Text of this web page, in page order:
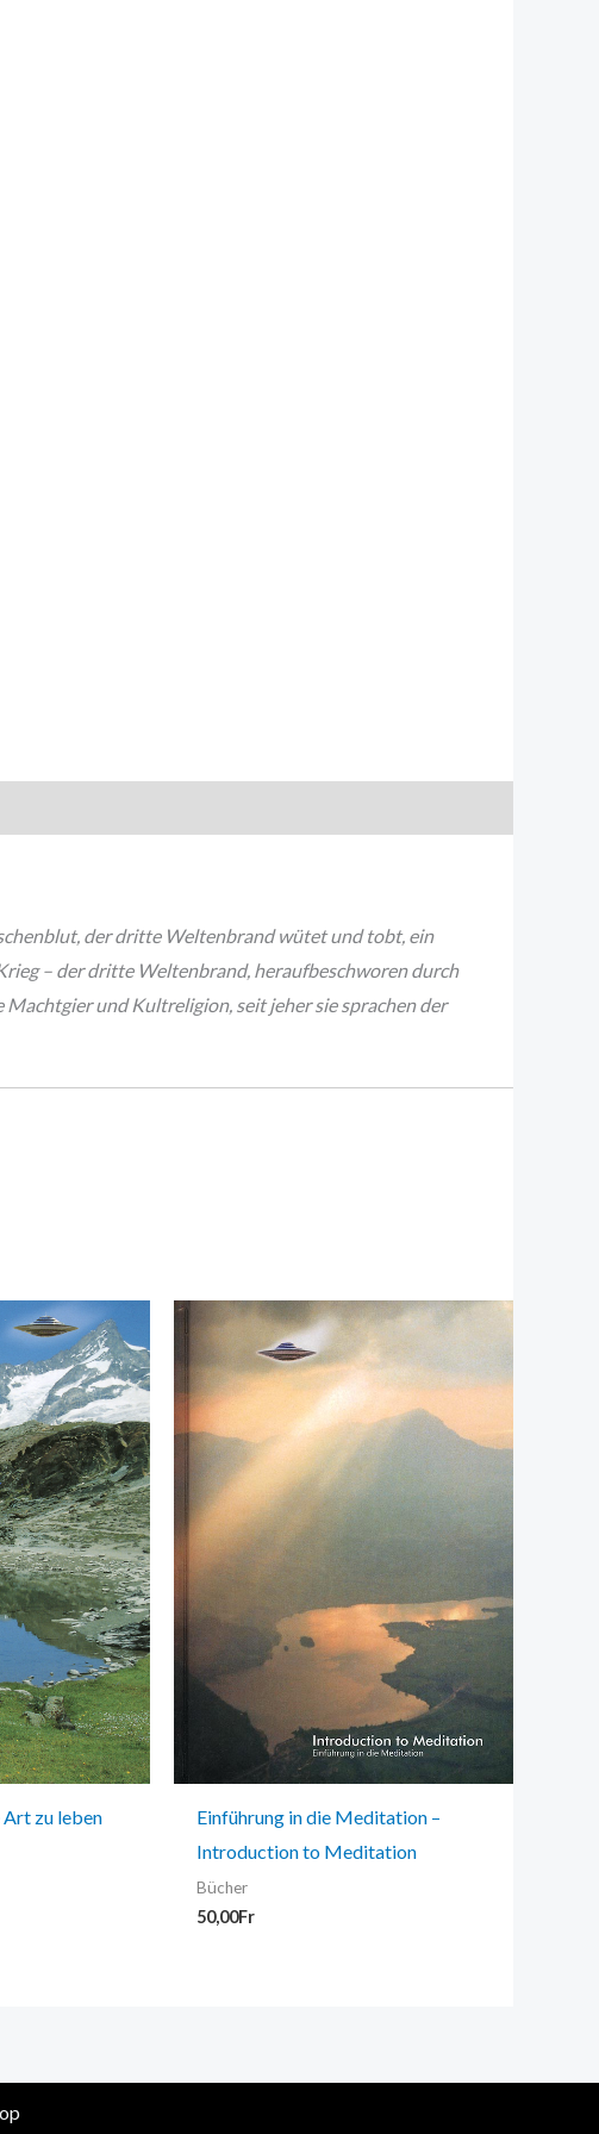
der dritte Weltenbrand wütet und tobt, ein
– der dritte Weltenbrand, heraufbeschworen durch
und Kultreligion, seit jeher sie sprachen der
zu leben
Einführung in die Meditation –
Introduction to Meditation
Bücher
50,00Fr